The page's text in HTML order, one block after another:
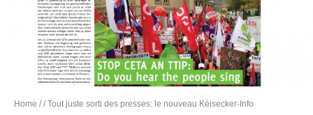
Home // Tout juste sorti des presses: le nouveau Kéisecker-Info